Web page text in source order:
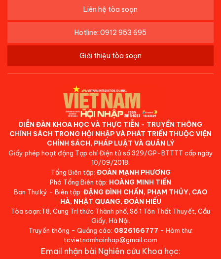
Liên hệ tòa soạn
Hotline: 0912 953 695
Giới thiệu tòa soạn
DIỄN ĐÀN KHOA HỌC VÀ THỰC TIỄN - TRUYỀN THÔNG
CHÍNH SÁCH TRONG HỘI NHẬP VÀ PHÁT TRIỂN THUỘC VIỆN
CHÍNH SÁCH, PHÁP LUẬT VÀ QUẢN LÝ
Giấy phép hoạt động Tạp chí Điện tử số 329/GP-BTTTT cấp ngày
10/09/2018.
Tổng Biên tập: ĐOÀN MẠNH PHƯƠNG
Phó Tổng Biên tập: HOÀNG MINH TIẾN
Ban Thư ký - Biên tập: ĐẶNG ĐÌNH CHẤN, PHẠM THỦY, CAO
HÀ, NHẬT QUANG, ĐOÀN HIẾU
Tòa soạn:T8, Cung Trí thức Thành phố, Số 1 Tôn Thất Thuyết, Cầu
Giấy, Hà Nội.
Truyền thông - Quảng cáo: 0826166777 - Hòm thư:
tcvietnamhoinhap@gmail.com
Email nhận bài Nghiên cứu Khoa học: